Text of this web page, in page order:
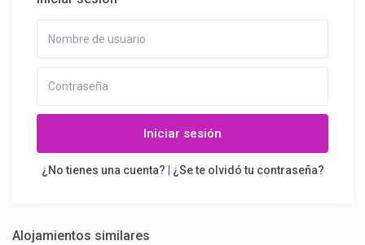
Iniciar sesión
¿No tienes una cuenta? ¿Se te olvidó tu contraseña?
Alojamientos similares